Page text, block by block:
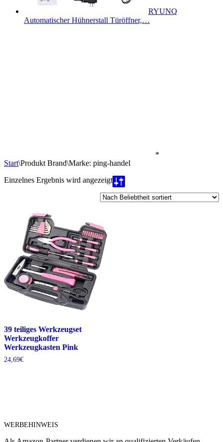
RYUNQ
Automatischer Hühnerstall Türöffner,…
*
Start\Produkt Brand\Marke: ping-handel
Einzelnes Ergebnis wird angezeigt
39 teiliges Werkzeugset
Werkzeugkoffer
Werkzeugkasten Pink
24,69€
WERBEHINWEIS